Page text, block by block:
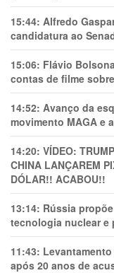
15:44: Alfredo
candidatura ao
15:06: Flávio
contas de filme
14:52: Avanço da
movimento MAGA e
14:20: VÍDEO:
CHINA LANÇAREM
DÓLAR!! ACABOU!!
13:14: Rússia
tecnologia nuclear e
11:43:
após 20 anos de